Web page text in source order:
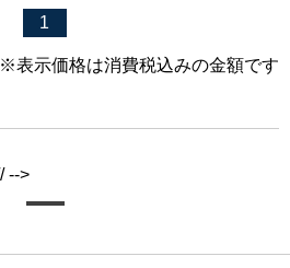
1
※表示価格は消費税込みの金額です